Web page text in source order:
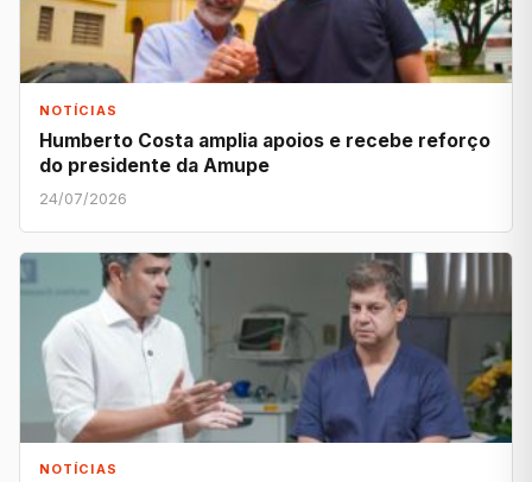
NOTÍCIAS
Humberto Costa amplia apoios e recebe reforço
do presidente da Amupe
24/07/2026
NOTÍCIAS